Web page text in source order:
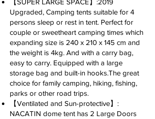
【SUPER LARGE SPACE】:2019
Upgraded, Camping tents suitable for 4
persons sleep or rest in tent. Perfect for
couple or sweetheart camping times which
expanding size is 240 x 210 x 145 cm and
the weight is 4kg. And with a carry bag,
easy to carry. Equipped with a large
storage bag and built-in hooks.The great
choice for family camping, hiking, fishing,
parks or other road trips.
【Ventilated and Sun-protective】:
NACATIN dome tent has 2 Large Doors